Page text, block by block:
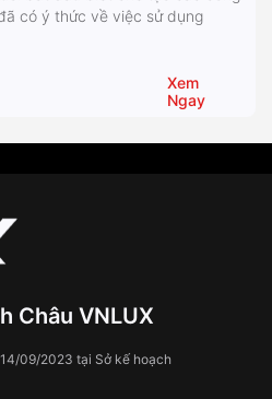
có ý thức về việc sử dụng
Xem
Ngay
Châu VNLUX
09/2023 tại Sở kế hoạch